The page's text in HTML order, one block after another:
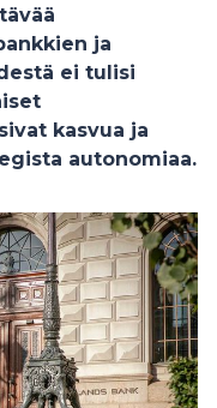
ja
ei tulisi
kasvua ja
autonomiaa.